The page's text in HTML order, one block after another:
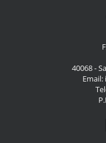
40068 -
Email: